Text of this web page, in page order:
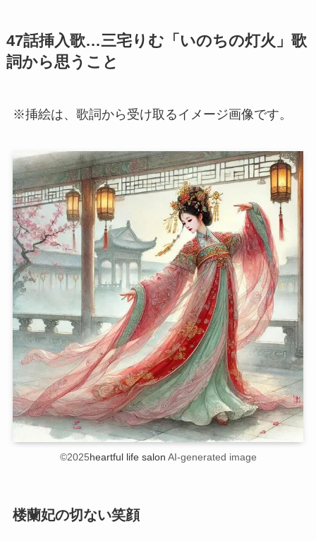
47話挿入歌…三宅りむ「いのちの灯火」歌
詞から思うこと
※挿絵は、歌詞から受け取るイメージ画像です。
©2025heartful life salon AI-generated image
楼蘭妃の切ない笑顔